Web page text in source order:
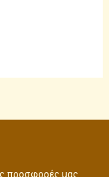
προσφορές μας.